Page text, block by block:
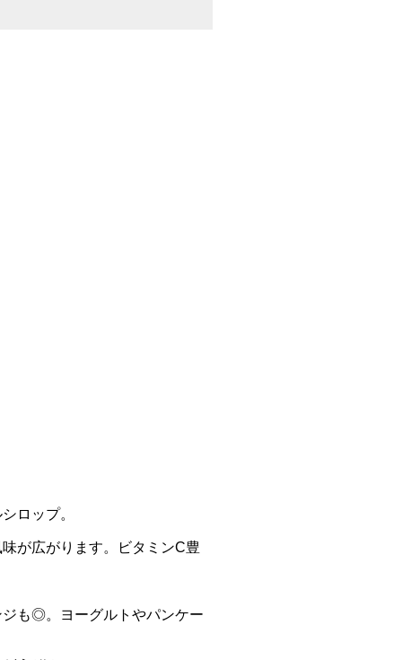
ロップ。
が広がります。ビタミンC豊
ジも◎。ヨーグルトやパンケー